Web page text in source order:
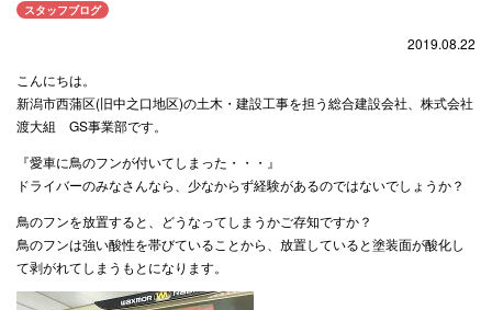
スタッフブログ
2019.08.22
こんにちは。
新潟市西蒲区(旧中之口地区)の土木・建設工事を担う総合建設会社、株式会社
渡大組 GS事業部です。
『愛車に鳥のフンが付いてしまった・・・』
ドライバーのみなさんなら、少なからず経験があるのではないでしょうか？
鳥のフンを放置すると、どうなってしまうかご存知ですか？
鳥のフンは強い酸性を帯びていることから、放置していると塗装面が酸化し
て剥がれてしまうもとになります。